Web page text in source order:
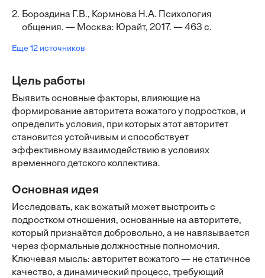
2. Бороздина Г.В., Кормнова Н.А. Психология
общения. — Москва: Юрайт, 2017. — 463 с.
Еще 12 источников
Цель работы
Выявить основные факторы, влияющие на
формирование авторитета вожатого у подростков, и
определить условия, при которых этот авторитет
становится устойчивым и способствует
эффективному взаимодействию в условиях
временного детского коллектива.
Основная идея
Исследовать, как вожатый может выстроить с
подростком отношения, основанные на авторитете,
который признаётся добровольно, а не навязывается
через формальные должностные полномочия.
Ключевая мысль: авторитет вожатого — не статичное
качество, а динамический процесс, требующий